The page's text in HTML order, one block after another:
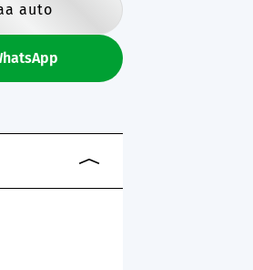
auto